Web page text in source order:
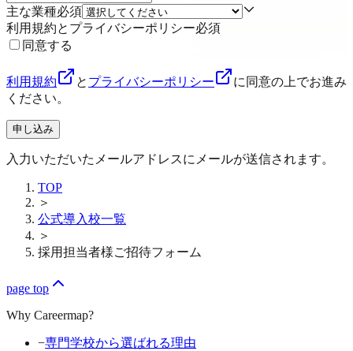
主な業種必須
利用規約とプライバシーポリシー必須
同意する
利用規約 と プライバシーポリシー
に同意の上でお進み
ください。
申し込み
入力いただいたメールアドレスにメールが送信されます。
TOP
＞
公式導入校一覧
＞
採用担当者様ご招待フォーム
page top
Why Careermap?
−専門学校から選ばれる理由